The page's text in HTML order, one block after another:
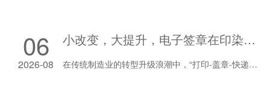
06
2026-08
小改变，大提升，电子签章在印染精加工企业的应用！
在传统制造业的转型升级浪潮中，“打印-盖章-快递-归档”这一看似不起眼的文书流转环节，往往成为制约企业效率与合规管理的隐形瓶颈。对于订单批次多、供应链长、环保安监要求严格的印染精加工行业而言，纸质签章模式的痛点早已凸显。如今，以“无纸化、线上化、智能化”为特征的数字化工具正悄然重塑业务流。其中，电子签章作为一项“小改变”，正在为企业带来管理效能与经济效益的“大提升”。